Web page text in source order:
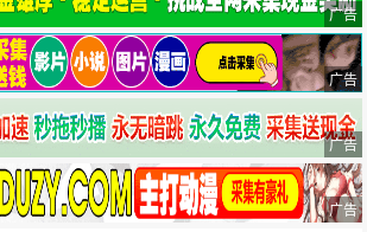
广告
广告
广告
广告